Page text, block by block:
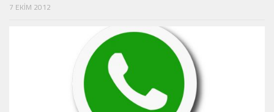
7 EKIM 2012